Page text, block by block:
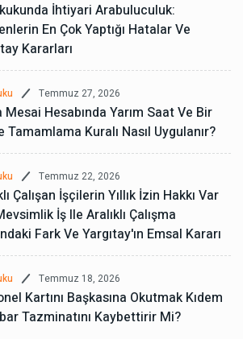
İhtiyari Arabuluculuk:
En Çok Yaptığı Hatalar Ve
Kararları
Temmuz 27, 2026
Mesai Hesabında Yarım Saat Ve Bir
Tamamlama Kuralı Nasıl Uygulanır?
Temmuz 22, 2026
Çalışan İşçilerin Yıllık İzin Hakkı Var
İş Ile Aralıklı Çalışma
Fark Ve Yargıtay'ın Emsal Kararı
Temmuz 18, 2026
Kartını Başkasına Okutmak Kıdem
Tazminatını Kaybettirir Mi?